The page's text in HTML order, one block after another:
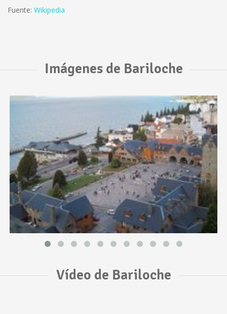
Fuente: Wikipedia
Imágenes de Bariloche
Vídeo de Bariloche